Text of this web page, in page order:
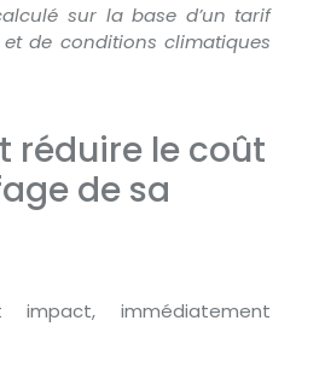
sur la base d’un tarif
de conditions climatiques
réduire le coût
de sa
immédiatement